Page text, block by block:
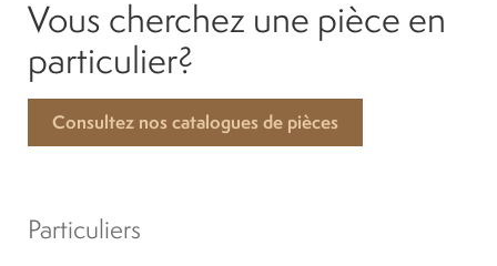
Vous cherchez une pièce en
particulier?
Consultez nos catalogues de pièces
Particuliers